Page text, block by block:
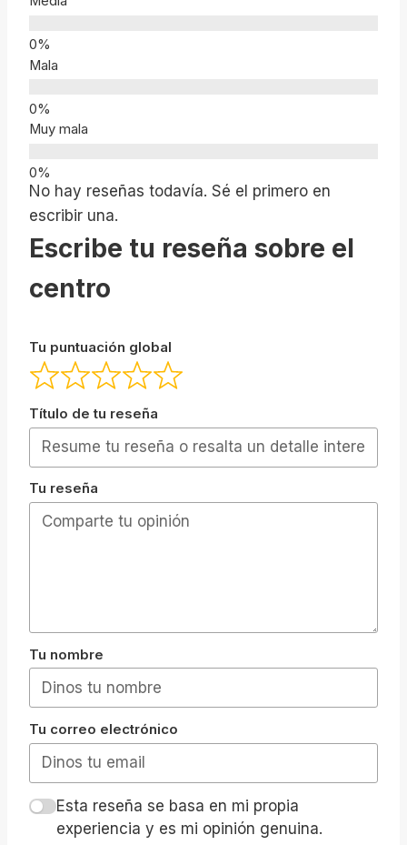
Mala
Muy mala
No hay reseñas todavía. Sé el primero en
escribir una.
Escribe tu reseña sobre el
centro
Tu puntuación global
Título de tu reseña
Tu reseña
Tu nombre
Tu correo electrónico
Esta reseña se basa en mi propia
experiencia y es mi opinión genuina.